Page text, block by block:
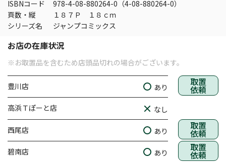
ISBNコード
978-4-08-880264-0（4-08-880264-0）
頁数・縦
１８７Ｐ １８ｃｍ
シリーズ名
ジャンプコミックス
お店の在庫状況
※お取置品を含むため店頭品切れの場合がございます。
豊川店 あり 取置
依頼
高浜Ｔぽーと店 なし
西尾店 あり 取置
依頼
碧南店 あり 取置
依頼